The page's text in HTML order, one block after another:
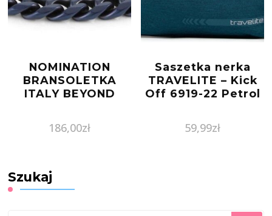
NOMINATION
BRANSOLETKA
ITALY BEYOND
186,00zł
Saszetka nerka
TRAVELITE – Kick
Off 6919-22 Petrol
59,99zł
Szukaj